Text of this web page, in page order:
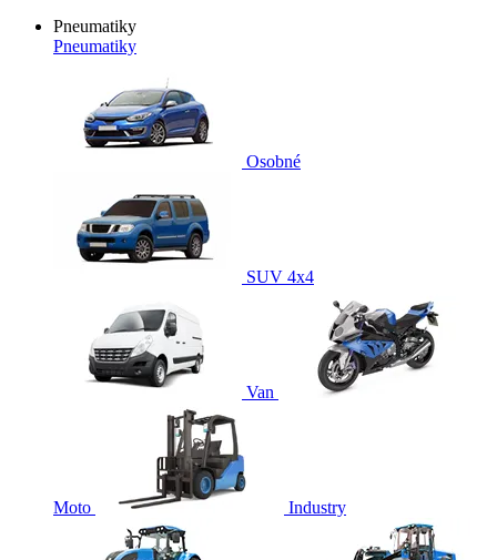
Pneumatiky
Pneumatiky
Osobné
SUV 4x4
Van
Moto Industry